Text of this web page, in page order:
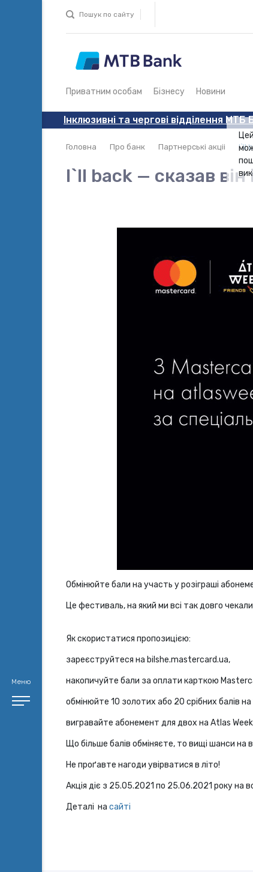
Меню
Пошук по сайту
Приватним особам Бізнесу Новини
Інклюзивні та чергові відділення
Головна Про банк Партнерські акціі I`ll
I`ll back — сказав він
Обмінюйте бали на участь у розіграші
Це фестиваль, на який ми всі так довго
Як скористатися пропозицією:
зареєструйтеся на bilshe.mastercard.ua,
накопичуйте бали за оплати карткою
обмінюйте 10 золотих або 20 срібних балів на
вигравайте абонемент для двох на Atlas
Що більше балів обміняєте, то вищі шанси на
Не проґавте нагоди увірватися в літо!
Акція діє з 25.05.2021 по 25.06.2021 року на
Деталі на сайті